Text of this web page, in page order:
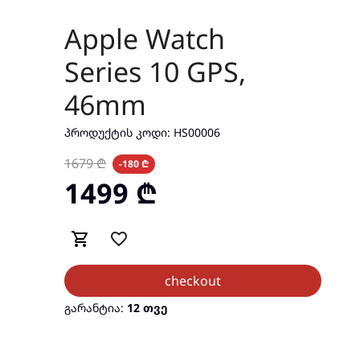
Apple Watch
Series 10 GPS,
46mm
ᲞᲠᲝᲓᲣᲥᲢᲘᲡ ᲙᲝᲓᲘ: HS00006
1679₾ -180 ₾
1499 ₾
checkout
გარანტია: 12 თვე